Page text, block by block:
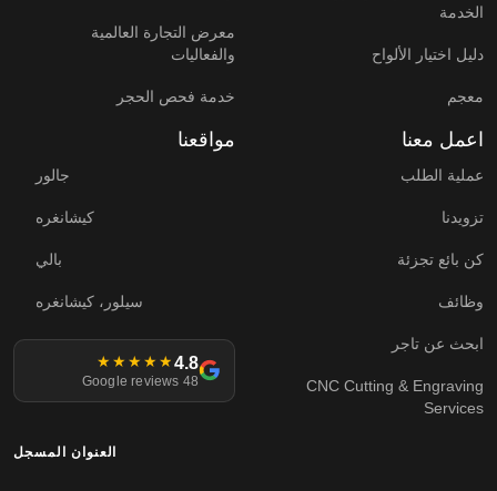
الخدمة
دليل اختيار الألواح
معجم
معرض التجارة العالمية
والفعاليات
خدمة فحص الحجر
اعمل معنا
عملية الطلب
تزويدنا
كن بائع تجزئة
وظائف
ابحث عن تاجر
CNC Cutting & Engraving
Services
مواقعنا
جالور
كيشانغره
بالي
سيلور، كيشانغره
4.8
★★★★★
48 Google reviews
العنوان المسجل